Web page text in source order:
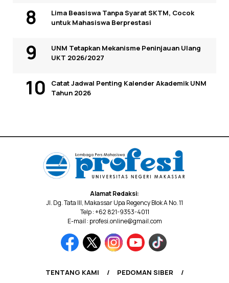
Lima Beasiswa Tanpa Syarat SKTM, Cocok
untuk Mahasiswa Berprestasi
UNM Tetapkan Mekanisme Peninjauan Ulang
UKT 2026/2027
Catat Jadwal Penting Kalender Akademik UNM
Tahun 2026
Alamat Redaksi:
Jl. Dg. Tata III, Makassar Upa Regency Blok A No. 11
Telp : +62 821-9353-4011
E-mail : profesi.online@gmail.com
TENTANG KAMI
PEDOMAN SIBER